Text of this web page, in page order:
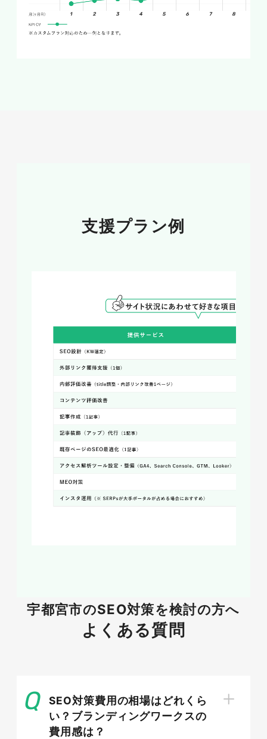
宇都宮市 学習塾（検索Vol.50）
宇都宮市 介護施設（検索Vol.140）
Googleマップ対策（MEO対策）
Googleマップ対策（MEO対策）は、Googleマッ
プで検索したとき自社や自店舗を上位表示させる
ための対策です。上位表示させることにより自社
サービスの利用や来店につながる可能性が高まり
検索意図や検索するシチュエーションに合わせて
SNS運用
飲食店なら画像・動画で訴求できるインスタグラ
ムを選ぶなど、自社ビジネスに合ったSNSを選ぶ
ことが重要です。
支援プラン例
宇都宮市のSEO対策を検討の方へ
よくある質問
SEO対策費用の相場はどれくら
い？ブランディングワークスの
費用感は？